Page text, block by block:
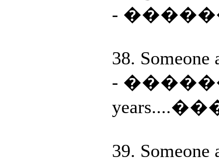
-
38. Someone
-
39. Someone